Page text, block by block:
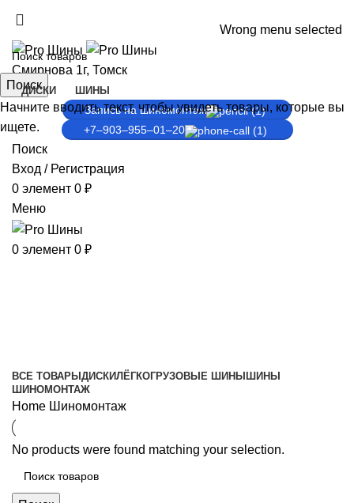
Wrong menu selected
Смирнова 1г, Томск
ДИСКИ ШИНЫ
Запись на шиномонтаж
+7‒903‒955‒01‒20
Поиск
Вход / Регистрация
0 элемент 0 ₽
Меню
0 элемент 0 ₽
ВСЕ ТОВАРЫДИСКИЛЁГКОГРУЗОВЫЕ ШИНЫШИНЫ
ШИНОМОНТАЖ
Home Шиномонтаж
No products were found matching your selection.
Поиск
Начните вводить текст, чтобы увидеть товары, которые вы
ищете.